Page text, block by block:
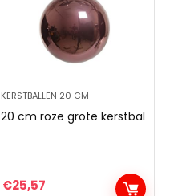
KERSTBALLEN 20 CM
20 cm roze grote kerstbal
€25,57